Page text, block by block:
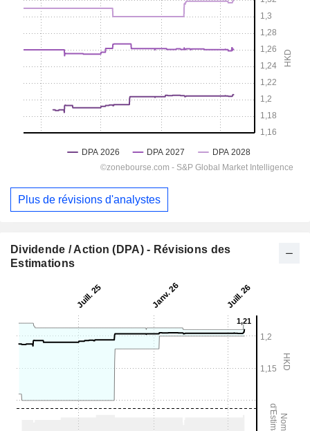
Plus de révisions d'analystes
Dividende / Action (DPA) - Révisions des
Estimations